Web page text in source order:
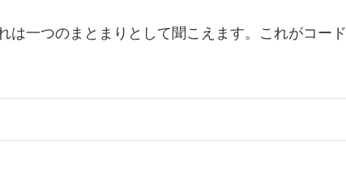
は一つのまとまりとして聞こえます。これがコード